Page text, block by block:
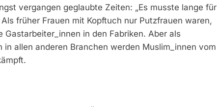
vergangen geglaubte Zeiten: „Es musste lange für
früher Frauen mit Kopftuch nur Putzfrauen waren,
in den Fabriken. Aber als
allen anderen Branchen werden Muslim_innen vom